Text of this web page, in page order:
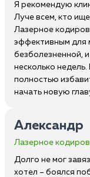
Я рекомендую
Луче всем, кто
Лазерное
эффективным для
безболезненной,
несколько
полностью
начать новую
Александр
Лазерное
Долго не мог
хотел – боялся